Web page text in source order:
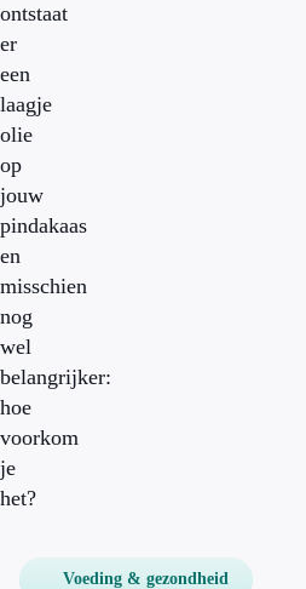
ontstaat
er
een
laagje
olie
op
jouw
pindakaas
en
misschien
nog
wel
belangrijker:
hoe
voorkom
je
het?
Voeding & gezondheid